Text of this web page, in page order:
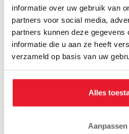
informatie over uw gebruik van
partners voor social media,
partners kunnen deze gegevens
informatie die u aan ze heeft
verzameld op basis van uw
Alles
Aanpassen
Rumble
Scheenbeschermers
Kous Zwart-Wit
€19.95€17.50
SALE